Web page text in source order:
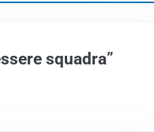
squadra”